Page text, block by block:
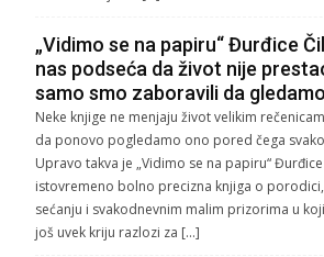
„Vidimo se na papiru“ Đurđice
nas podseća da život nije
samo smo zaboravili da gledamo
Neke knjige ne menjaju život velikim
da ponovo pogledamo ono pored čega
Upravo takva je „Vidimo se na papiru“
istovremeno bolno precizna knjiga o
sećanju i svakodnevnim malim prizorima u
još uvek kriju razlozi za […]